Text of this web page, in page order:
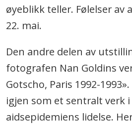
øyeblikk teller. Følelser av
22. mai.
Den andre delen av
fotografen Nan Goldins
Gotscho, Paris 1992-
igjen som et sentralt verk
aidsepidemiens lidelse.